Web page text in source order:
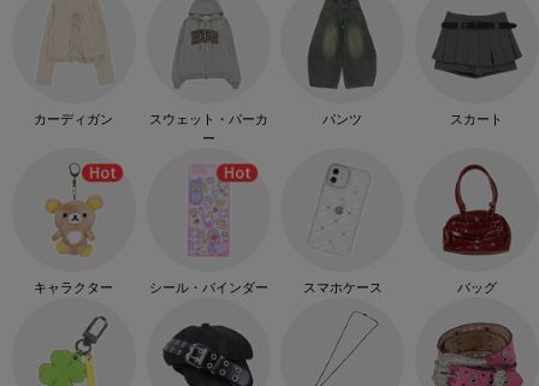
カーディガン
スウェット・パーカ
ー
パンツ スカート
キャラクター シール・バインダー スマホケース バッグ